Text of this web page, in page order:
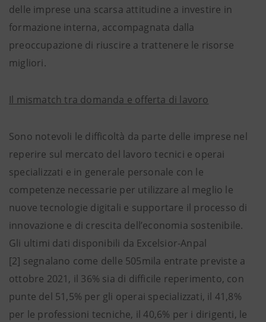
delle imprese una scarsa attitudine a investire in
formazione interna, accompagnata dalla
preoccupazione di riuscire a trattenere le risorse
migliori.
Il mismatch tra domanda e offerta di lavoro
Sono notevoli le difficoltà da parte delle imprese nel
reperire sul mercato del lavoro tecnici e operai
specializzati e in generale personale con le
competenze necessarie per utilizzare al meglio le
nuove tecnologie digitali e supportare il processo di
innovazione e di crescita dell’economia sostenibile.
Gli ultimi dati disponibili da Excelsior-Anpal
[2] segnalano come delle 505mila entrate previste a
ottobre 2021, il 36% sia di difficile reperimento, con
punte del 51,5% per gli operai specializzati, il 41,8%
per le professioni tecniche, il 40,6% per i dirigenti, le